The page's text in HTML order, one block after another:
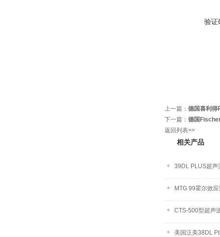
验证
上一篇： 德国喜利得
下一篇： 德国
返回列表>>
相关产品
39DL PLUS超声
MTG 99霍尔效
CTS-500型超声
美国泛美38DL